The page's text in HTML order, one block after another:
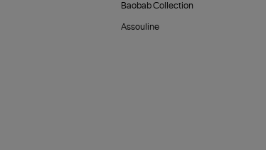
Baobab Collection
Assouline